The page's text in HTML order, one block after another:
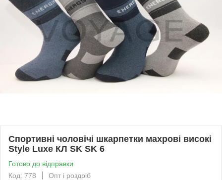
Спортивні чоловічі шкарпетки махрові високі
Style Luxe КЛ SK SK 6
Готово до відправки
Код: 778
Опт і роздріб